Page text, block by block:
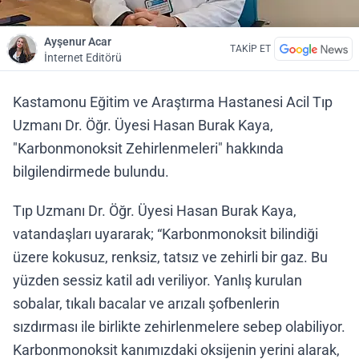
Ayşenur Acar
İnternet Editörü
TAKİP ET
Kastamonu Eğitim ve Araştırma Hastanesi Acil Tıp
Uzmanı Dr. Öğr. Üyesi Hasan Burak Kaya,
"Karbonmonoksit Zehirlenmeleri" hakkında
bilgilendirmede bulundu.
Tıp Uzmanı Dr. Öğr. Üyesi Hasan Burak Kaya,
vatandaşları uyararak; “Karbonmonoksit bilindiği
üzere kokusuz, renksiz, tatsız ve zehirli bir gaz. Bu
yüzden sessiz katil adı veriliyor. Yanlış kurulan
sobalar, tıkalı bacalar ve arızalı şofbenlerin
sızdırması ile birlikte zehirlenmelere sebep olabiliyor.
Karbonmonoksit kanımızdaki oksijenin yerini alarak,